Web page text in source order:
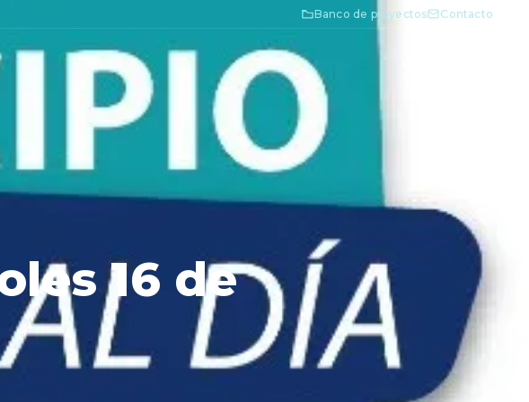
Banco de proyectos Contacto
16 de